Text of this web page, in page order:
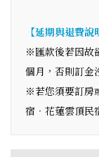
【延期與退費說
※匯款後若因故
個月，否則訂金
※若您須要訂房
宿‧花蓮雲頂民